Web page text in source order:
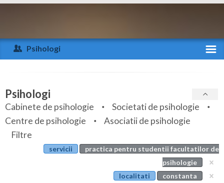
Arad
Arges
Bihor
Bistrita-Nasaud
Botosani
Psihologi
Specialitati
Servicii
Articole
Evenimente
Psihologi
Cabinete de psihologie
Societati de psihologie
Centre de psihologie
Asociatii de psihologie
Filtre
servicii
practica pentru studentii facultatilor de
psihologie
localitati
constanta